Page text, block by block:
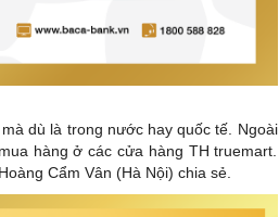
dù là trong nước hay quốc tế. Ngoài
hàng ở các cửa hàng TH truemart.
Cẩm Vân (Hà Nội) chia sẻ.